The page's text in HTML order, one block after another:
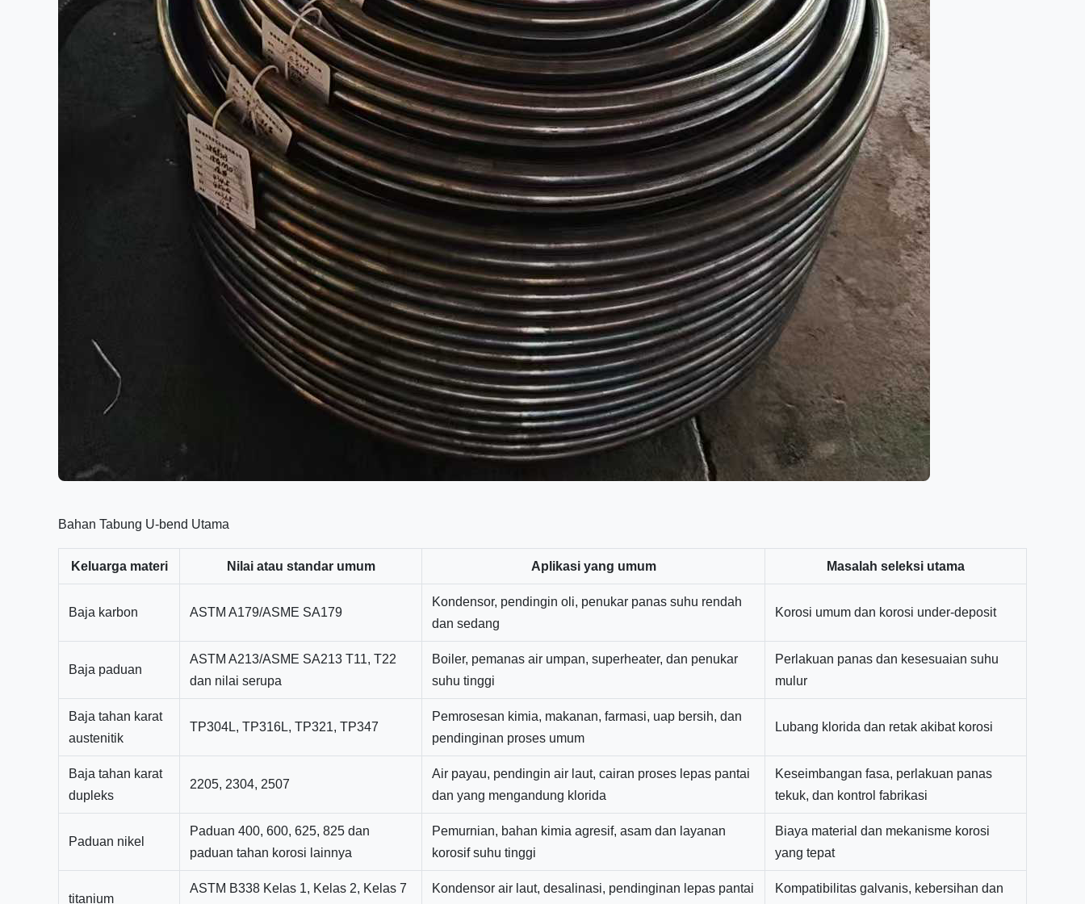
Bahan Tabung U-bend Utama
Keluarga materi Nilai atau standar umum Aplikasi yang umum Masalah seleksi utama
Baja karbon ASTM A179/ASME SA179
Kondensor, pendingin oli, penukar panas suhu rendah
dan sedang
Korosi umum dan korosi under-deposit
Baja paduan
ASTM A213/ASME SA213 T11, T22
dan nilai serupa
Boiler, pemanas air umpan, superheater, dan penukar
suhu tinggi
Perlakuan panas dan kesesuaian suhu
mulur
Baja tahan karat
austenitik
TP304L, TP316L, TP321, TP347
Pemrosesan kimia, makanan, farmasi, uap bersih, dan
pendinginan proses umum
Lubang klorida dan retak akibat korosi
Baja tahan karat
dupleks
2205, 2304, 2507
Air payau, pendingin air laut, cairan proses lepas pantai
dan yang mengandung klorida
Keseimbangan fasa, perlakuan panas
tekuk, dan kontrol fabrikasi
Paduan nikel
Paduan 400, 600, 625, 825 dan
paduan tahan korosi lainnya
Pemurnian, bahan kimia agresif, asam dan layanan
korosif suhu tinggi
Biaya material dan mekanisme korosi
yang tepat
titanium
ASTM B338 Kelas 1, Kelas 2, Kelas 7
Kondensor air laut, desalinasi, pendinginan lepas pantai
Kompatibilitas galvanis, kebersihan dan